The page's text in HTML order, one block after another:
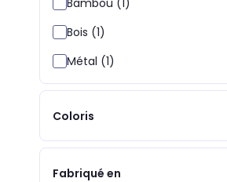
Bambou (1)
Bois (1)
Métal (1)
Coloris
Fabriqué en